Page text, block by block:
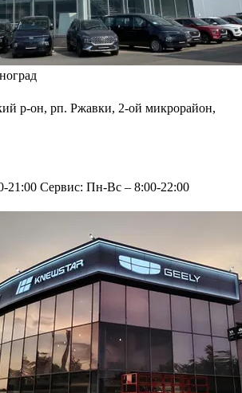
р-он, рп. Ржавки, 2-ой микрорайон,
21:00 Сервис: Пн-Вс – 8:00-22:00